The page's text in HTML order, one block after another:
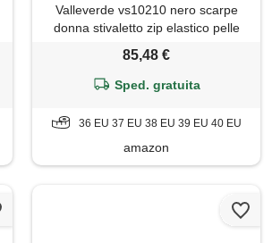
Valleverde vs10210 nero scarpe
donna stivaletto zip elastico pelle
85,48 €
Sped. gratuita
36 EU 37 EU 38 EU 39 EU 40 EU
amazon